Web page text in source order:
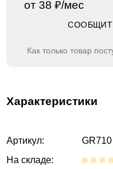
от 38 ₽/мес
Как только товар
Характеристики
Артикул:
GR710
На складе: